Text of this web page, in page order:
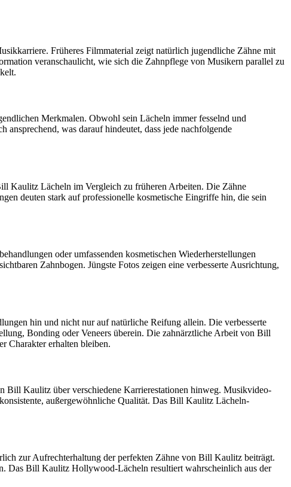
Früheres Filmmaterial zeigt natürlich jugendliche Zähne mit
veranschaulicht, wie sich die Zahnpflege von Musikern parallel zu
Merkmalen. Obwohl sein Lächeln immer fesselnd und
was darauf hindeutet, dass jede nachfolgende
Kaulitz Lächeln im Vergleich zu früheren Arbeiten. Die Zähne
deuten stark auf professionelle kosmetische Eingriffe hin, die sein
oder umfassenden kosmetischen Wiederherstellungen
Zahnbogen. Jüngste Fotos zeigen eine verbesserte Ausrichtung,
hin und nicht nur auf natürliche Reifung allein. Die verbesserte
Bonding oder Veneers überein. Die zahnärztliche Arbeit von Bill
Charakter erhalten bleiben.
Bill Kaulitz über verschiedene Karrierestationen hinweg. Musikvideo-
außergewöhnliche Qualität. Das Bill Kaulitz Lächeln-
zur Aufrechterhaltung der perfekten Zähne von Bill Kaulitz beiträgt.
Das Bill Kaulitz Hollywood-Lächeln resultiert wahrscheinlich aus der